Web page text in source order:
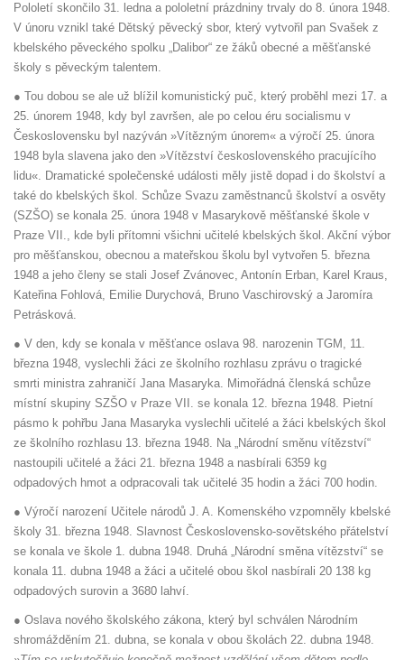
Pololetí skončilo 31. ledna a pololetní prázdniny trvaly do 8. února 1948.
V únoru vznikl také Dětský pěvecký sbor, který vytvořil pan Svašek z
kbelského pěveckého spolku „Dalibor“ ze žáků obecné a měšťanské
školy s pěveckým talentem.
● Tou dobou se ale už blížil komunistický puč, který proběhl mezi 17. a
25. únorem 1948, kdy byl završen, ale po celou éru socialismu v
Československu byl nazýván »Vítězným únorem« a výročí 25. února
1948 byla slavena jako den »Vítězství československého pracujícího
lidu«. Dramatické společenské události měly jistě dopad i do školství a
také do kbelských škol. Schůze Svazu zaměstnanců školství a osvěty
(SZŠO) se konala 25. února 1948 v Masarykově měšťanské škole v
Praze VII., kde byli přítomni všichni učitelé kbelských škol. Akční výbor
pro měšťanskou, obecnou a mateřskou školu byl vytvořen 5. března
1948 a jeho členy se stali Josef Zvánovec, Antonín Erban, Karel Kraus,
Kateřina Fohlová, Emilie Durychová, Bruno Vaschirovský a Jaromíra
Petrásková.
● V den, kdy se konala v měšťance oslava 98. narozenin TGM, 11.
března 1948, vyslechli žáci ze školního rozhlasu zprávu o tragické
smrti ministra zahraničí Jana Masaryka. Mimořádná členská schůze
místní skupiny SZŠO v Praze VII. se konala 12. března 1948. Pietní
pásmo k pohřbu Jana Masaryka vyslechli učitelé a žáci kbelských škol
ze školního rozhlasu 13. března 1948. Na „Národní směnu vítězství“
nastoupili učitelé a žáci 21. března 1948 a nasbírali 6359 kg
odpadových hmot a odpracovali tak učitelé 35 hodin a žáci 700 hodin.
● Výročí narození Učitele národů J. A. Komenského vzpomněly kbelské
školy 31. března 1948. Slavnost Československo-sovětského přátelství
se konala ve škole 1. dubna 1948. Druhá „Národní směna vítězství“ se
konala 11. dubna 1948 a žáci a učitelé obou škol nasbírali 20 138 kg
odpadových surovin a 3680 lahví.
● Oslava nového školského zákona, který byl schválen Národním
shromážděním 21. dubna, se konala v obou školách 22. dubna 1948.